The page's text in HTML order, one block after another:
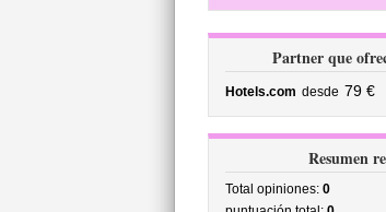
Partner que
Hotels.com desde 79 €
Resumen
Total opiniones: 0